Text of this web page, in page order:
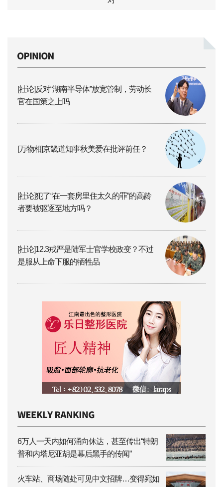
[社论]反对“湖南半导体”放宽管制，劳动长
官在国策之上吗
[万物相]京畿道知事秋美爱在批评前任？
[社论]犯了“在一套房里住太久的罪”的高龄
者要被驱逐至地方吗？
[社论]12.3戒严是陆军士官学校政变？不过
是服从上命下服的牺牲品
6万人一天内如何涌向休达，甚至传出“特朗
普和内塔尼亚胡是幕后黑手的传闻”
火车站、商场随处可见中文招牌…变得宛如